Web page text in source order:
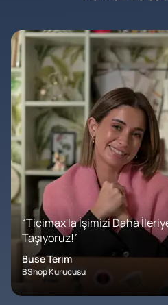
“Ticimax'la İşimizi Daha
Taşıyoruz!”
Buse Terim
BShop Kurucusu